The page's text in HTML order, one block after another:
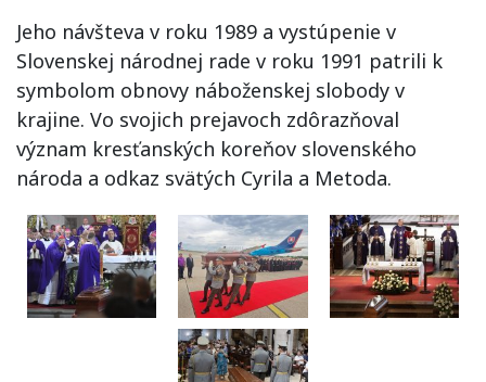
Jeho návšteva v roku 1989 a vystúpenie v
Slovenskej národnej rade v roku 1991 patrili k
symbolom obnovy náboženskej slobody v
krajine. Vo svojich prejavoch zdôrazňoval
význam kresťanských koreňov slovenského
národa a odkaz svätých Cyrila a Metoda.